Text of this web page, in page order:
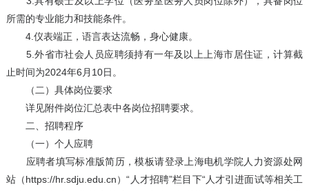
所需的专业能力和技能条件。
4.仪表端正，语言表达流畅，身心健康。
5.外省市社会人员应聘须持有一年及以上上海市居住证，计算截
止时间为2024年6月10日。
（二）具体岗位要求
详见附件岗位汇总表中各岗位招聘要求。
二、招聘程序
（一）个人应聘
应聘者填写标准版简历，模板请登录上海电机学院人力资源处网
站（https://hr.sdju.edu.cn）“人才招聘”栏目下“人才引进面试等相关工